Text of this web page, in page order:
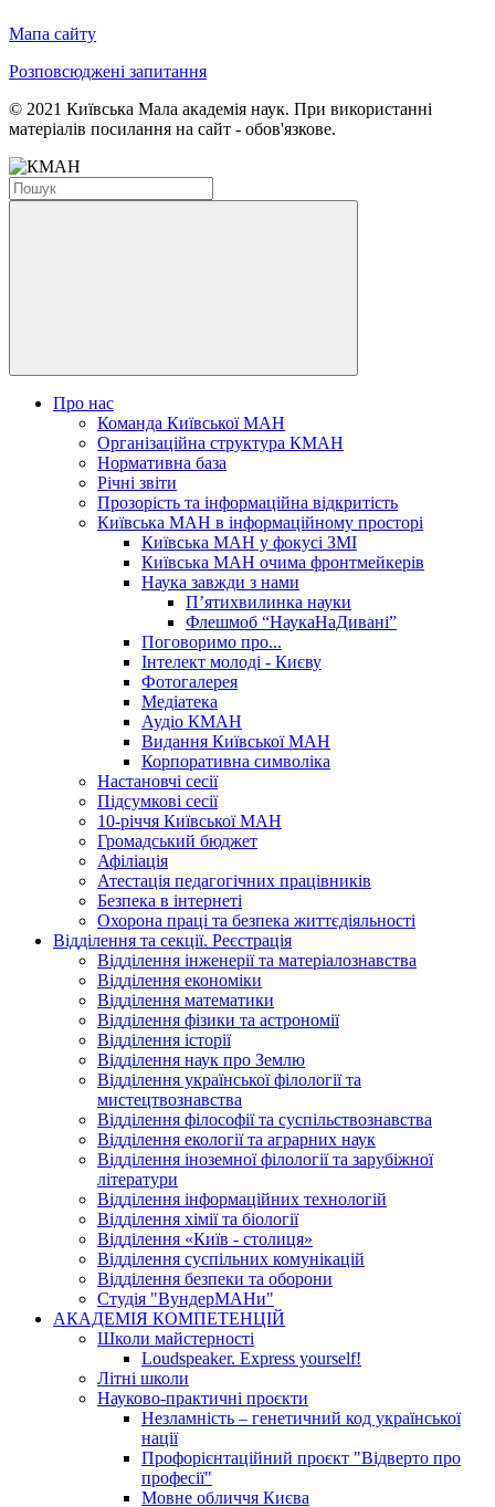
Мапа сайту
Розповсюджені запитання
© 2021 Київська Мала академія наук. При використанні
матеріалів посилання на сайт - обов'язкове.
Про нас
Команда Київської МАН
Організаційна структура КМАН
Нормативна база
Річні звіти
Прозорість та інформаційна відкритість
Київська МАН в інформаційному просторі
Київська МАН у фокусі ЗМІ
Київська МАН очима фронтмейкерів
Наука завжди з нами
П’ятихвилинка науки
Флешмоб “НаукаНаДивані”
Поговоримо про...
Інтелект молоді - Києву
Фотогалерея
Медіатека
Аудіо КМАН
Видання Київської МАН
Корпоративна символіка
Настановчі сесії
Підсумкові сесії
10-річчя Київської МАН
Громадський бюджет
Афіліація
Атестація педагогічних працівників
Безпека в інтернеті
Охорона праці та безпека життєдіяльності
Відділення та секції. Реєстрація
Відділення інженерії та матеріалознавства
Відділення економіки
Відділення математики
Відділення фізики та астрономії
Відділення історії
Відділення наук про Землю
Відділення української філології та
мистецтвознавства
Відділення філософії та суспільствознавства
Відділення екології та аграрних наук
Відділення іноземної філології та зарубіжної
літератури
Відділення інформаційних технологій
Відділення хімії та біології
Відділення «Київ - столиця»
Відділення суспільних комунікацій
Відділення безпеки та оборони
Студія "ВундерМАНи"
АКАДЕМІЯ КОМПЕТЕНЦІЙ
Школи майстерності
Loudspeaker. Express yourself!
Літні школи
Науково-практичні проєкти
Незламність – генетичний код української
нації
Профорієнтаційний проєкт "Відверто про
професії"
Мовне обличчя Києва